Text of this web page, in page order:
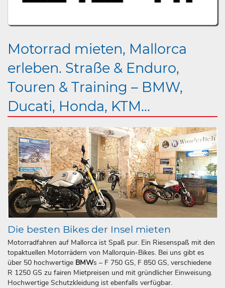
Motorrad mieten, Mallorca
erleben. Straße & Enduro,
Touren & Training – BMW,
Ducati, Honda, KTM...
Die besten Bikes der Insel mieten
Motorradfahren auf Mallorca ist Spaß pur. Ein Riesenspaß mit den
topaktuellen Motorrädern von Mallorquin-Bikes. Bei uns gibt es
über 50 hochwertige BMWs – F 750 GS, F 850 GS, verschiedene
R 1250 GS zu fairen Mietpreisen und mit gründlicher Einweisung.
Hochwertige Schutzkleidung ist ebenfalls verfügbar.